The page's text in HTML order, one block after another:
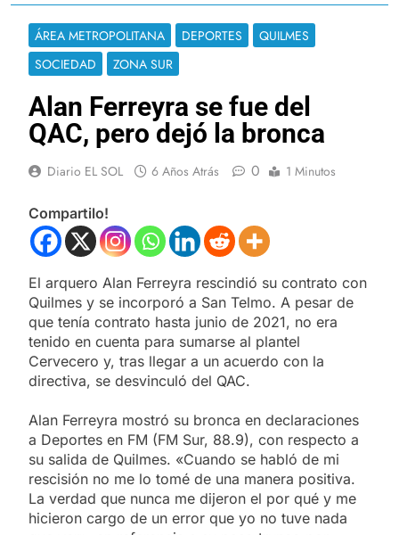
ÁREA METROPOLITANA DEPORTES
QUILMES
SOCIEDAD
ZONA SUR
Alan Ferreyra se fue del
QAC, pero dejó la bronca
Diario EL SOL 6 Años Atrás 0 1 Minutos
Compartilo!
El arquero Alan Ferreyra rescindió su contrato con
Quilmes y se incorporó a San Telmo. A pesar de
que tenía contrato hasta junio de 2021, no era
tenido en cuenta para sumarse al plantel
Cervecero y, tras llegar a un acuerdo con la
directiva, se desvinculó del QAC.
Alan Ferreyra mostró su bronca en declaraciones
a Deportes en FM (FM Sur, 88.9), con respecto a
su salida de Quilmes. «Cuando se habló de mi
rescisión no me lo tomé de una manera positiva.
La verdad que nunca me dijeron el por qué y me
hicieron cargo de un error que yo no tuve nada